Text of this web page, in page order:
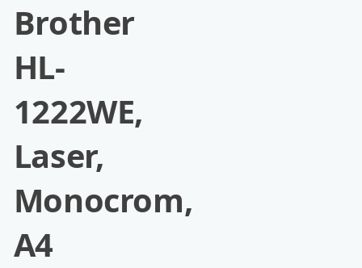
Brother
HL-
1222WE,
Laser,
Monocrom,
A4